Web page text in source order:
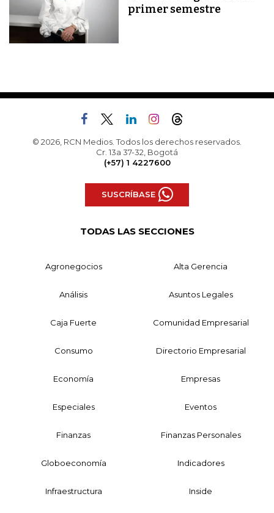
primer semestre
© 2026, RCN Medios. Todos los derechos reservados.
Cr. 13a 37-32, Bogotá
(+57) 1 4227600
SUSCRÍBASE
TODAS LAS SECCIONES
Agronegocios Alta Gerencia
Análisis Asuntos Legales
Caja Fuerte Comunidad Empresarial
Consumo Directorio Empresarial
Economía Empresas
Especiales Eventos
Finanzas Finanzas Personales
Globoeconomía Indicadores
Infraestructura Inside